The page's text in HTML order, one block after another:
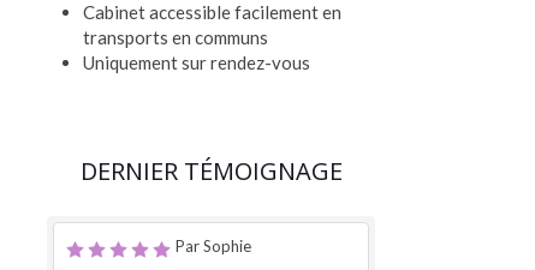
Cabinet accessible facilement en
transports en communs
Uniquement sur rendez-vous
DERNIER TÉMOIGNAGE
Par Sophie